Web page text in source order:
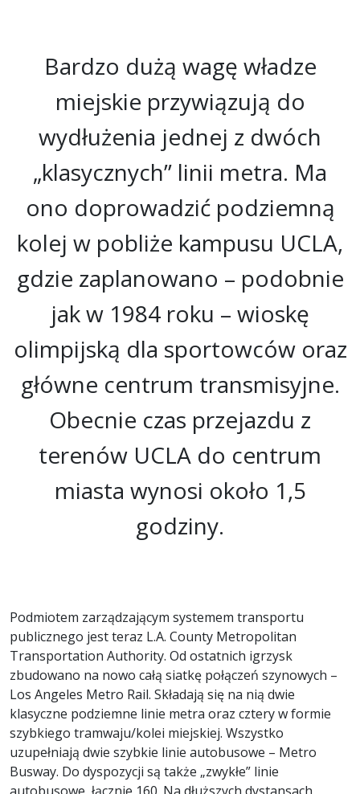
Bardzo dużą wagę władze
miejskie przywiązują do
wydłużenia jednej z dwóch
„klasycznych” linii metra. Ma
ono doprowadzić podziemną
kolej w pobliże kampusu UCLA,
gdzie zaplanowano – podobnie
jak w 1984 roku – wioskę
olimpijską dla sportowców oraz
główne centrum transmisyjne.
Obecnie czas przejazdu z
terenów UCLA do centrum
miasta wynosi około 1,5
godziny.
Podmiotem zarządzającym systemem transportu
publicznego jest teraz L.A. County Metropolitan
Transportation Authority. Od ostatnich igrzysk
zbudowano na nowo całą siatkę połączeń szynowych –
Los Angeles Metro Rail. Składają się na nią dwie
klasyczne podziemne linie metra oraz cztery w formie
szybkiego tramwaju/kolei miejskiej. Wszystko
uzupełniają dwie szybkie linie autobusowe – Metro
Busway. Do dyspozycji są także „zwykłe” linie